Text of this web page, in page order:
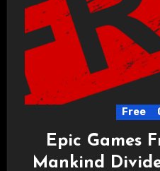
Free
Epic Games
Mankind